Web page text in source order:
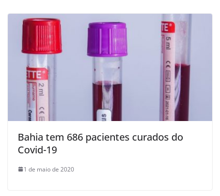
Bahia tem 686 pacientes curados do
Covid-19
1 de maio de 2020